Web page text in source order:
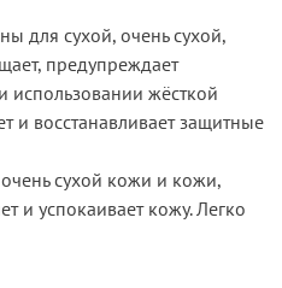
для сухой, очень сухой,
предупреждает
использовании жёсткой
и восстанавливает защитные
сухой кожи и кожи,
и успокаивает кожу. Легко